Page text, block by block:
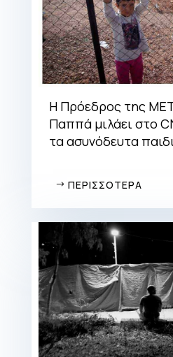
Η Πρόεδρος της
Παππά μιλάει στο
τα ασυνόδευτα
ΠΕΡΙΣΣΟΤΕΡΑ